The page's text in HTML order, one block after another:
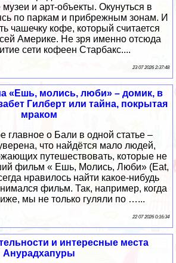
и арт-объекты. Окунуться в
по паркам и прибрежным зонам. И
чашечку кофе, который считается
Америке. Не зря именно отсюда
сети кофеен Старбакс....
23 07 2026 2:37:48
«Ешь, молись, люби» – домик, в
Гилберт или тайна, покрытая
мраком
главное о Бали в одной статье –
что найдётся мало людей,
путешествовать, которые не
фильм « Ешь, Молись, Люби» (Eat,
нравилось найти какое-нибудь
фильм. Так, например, когда
мы не только гуляли по …...
22 07 2026 0:16:34
и интересные места
Анурадхапуры